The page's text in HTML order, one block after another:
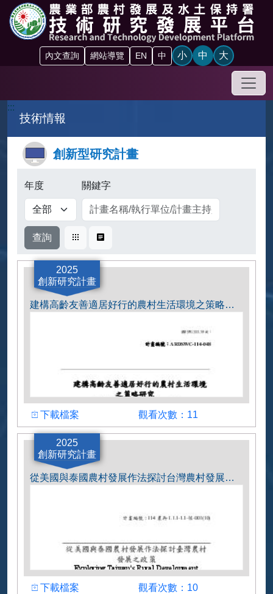
跳到主要內容區塊
內文查詢 網站導覽 EN 中 小 中 大
手機
:::
技術情報
創新型研究計畫
年度 關鍵字
卡片式表格式
2025
創新研究計畫
計畫主持人
劉立偉教授
建構高齡友善適居好行的農村生活環境之策略研究
下載檔案
下載檔案 觀看次數：11
2025
創新研究計畫
從美國與泰國農村發展作法探討台灣農村發展之政策
下載檔案
下載檔案 觀看次數：10